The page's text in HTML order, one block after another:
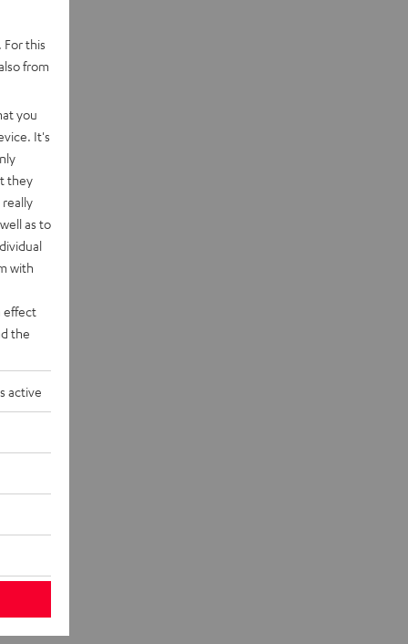
this
from
you
It's
they
as to
with
effect
the
active